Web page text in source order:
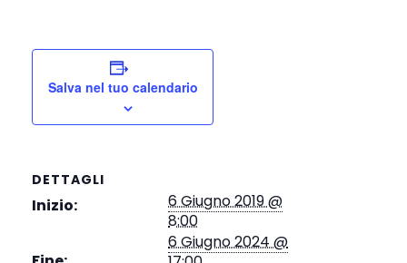
Salva nel tuo calendario
DETTAGLI
Inizio:
6 Giugno 2019 @
8:00
6 Giugno 2024 @